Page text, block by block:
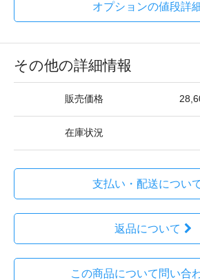
オプションの値段詳
その他の詳細情報
販売価格
在庫状況
支払い・配送につい
返品について
この商品について問い合